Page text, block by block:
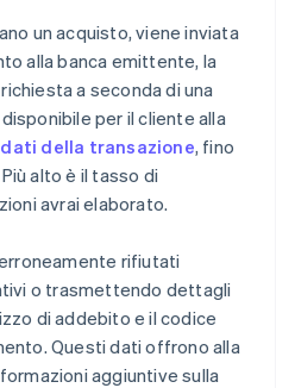
un acquisto, viene inviata
alla banca emittente, la
a seconda di una
per il cliente alla
della transazione, fino
alto è il tasso di
avrai elaborato.
rifiutati
o trasmettendo dettagli
di addebito e il codice
Questi dati offrono alla
aggiuntive sulla